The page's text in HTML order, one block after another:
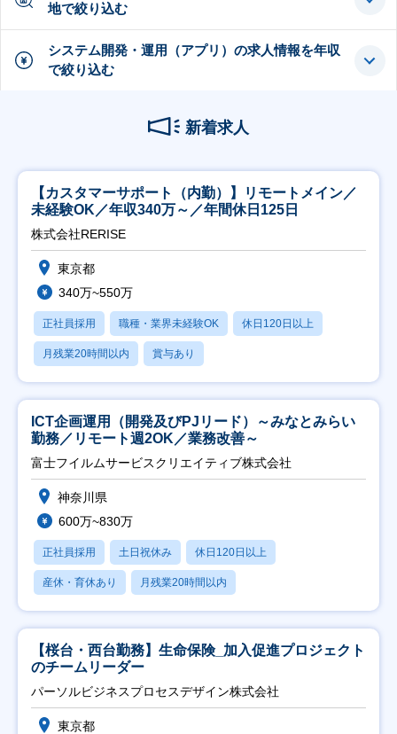
地で絞り込む
システム開発・運用（アプリ）の求人情報を年収
で絞り込む
新着求人
【カスタマーサポート（内勤）】リモートメイン／
未経験OK／年収340万～／年間休日125日
株式会社RERISE
東京都
340万~550万
正社員採用 職種・業界未経験OK 休日120日以上
月残業20時間以内 賞与あり
ICT企画運用（開発及びPJリード）～みなとみらい
勤務／リモート週2OK／業務改善～
富士フイルムサービスクリエイティブ株式会社
神奈川県
600万~830万
正社員採用 土日祝休み 休日120日以上
産休・育休あり 月残業20時間以内
【桜台・西台勤務】生命保険_加入促進プロジェクト
のチームリーダー
パーソルビジネスプロセスデザイン株式会社
東京都